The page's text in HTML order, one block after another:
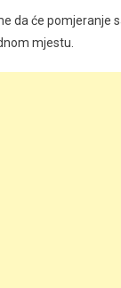
da će
mjestu.